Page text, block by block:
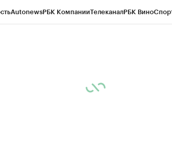
AutonewsРБК КомпанииТелеканалРБК Вино